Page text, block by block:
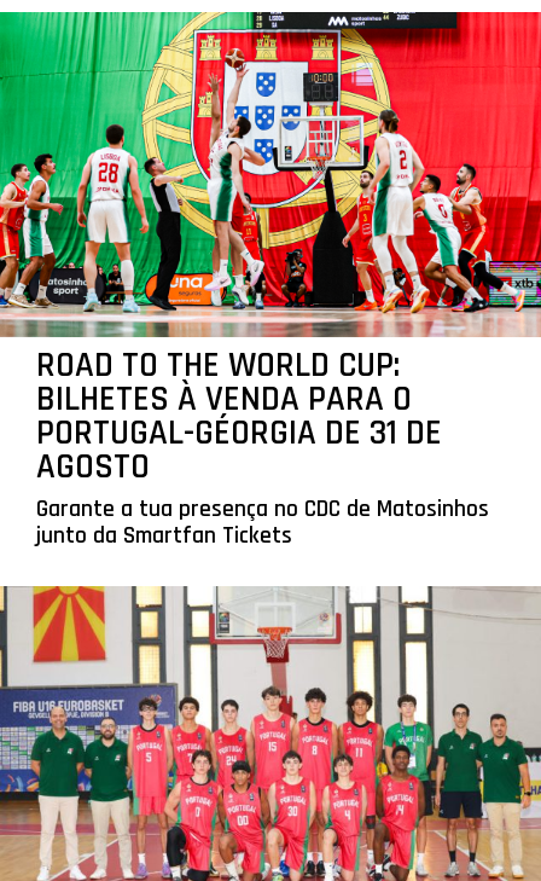
ROAD TO THE WORLD CUP:
BILHETES À VENDA PARA O
PORTUGAL-GÉORGIA DE 31 DE
AGOSTO
Garante a tua presença no CDC de Matosinhos
junto da Smartfan Tickets